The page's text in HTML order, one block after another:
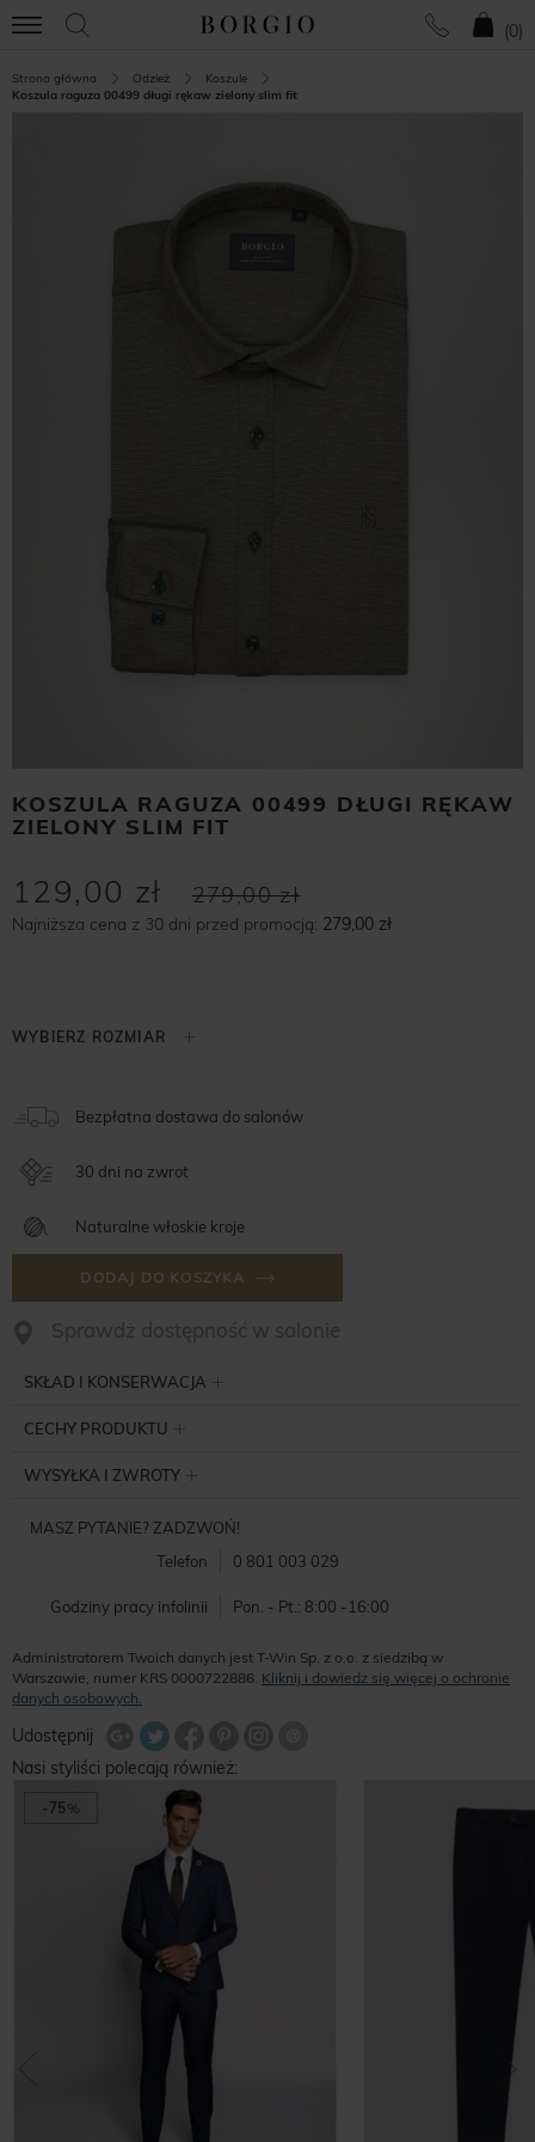
(0)
Strona główna Odzież
Koszule
Koszula raguza 00499 długi rękaw zielony slim fit
KOSZULA RAGUZA 00499 DŁUGI RĘKAW
ZIELONY SLIM FIT
279,00 zł
129,00 zł
Najniższa cena z 30 dni przed promocją: 279,00 zł
Bezpłatna dostawa do salonów
30 dni na zwrot
Naturalne włoskie kroje
DODAJ DO KOSZYKA
Sprawdż dostępność w salonie
SKŁAD I KONSERWACJA
CECHY PRODUKTU
WYSYŁKA I ZWROTY
MASZ PYTANIE? ZADZWOŃ!
Telefon
0 801 003 029
Godziny pracy infolinii Pon. - Pt.: 8:00 -16:00
Administratorem Twoich danych jest T-Win Sp. z o.o. z siedzibą w
Warszawie, numer KRS 0000722886. Kliknij i dowiedz się więcej o ochronie
danych osobowych.
Udostępnij
Share FacebookUdostępnij na Google+
Udostępnij na Google+
Nasi styliści polecają również:
-75%